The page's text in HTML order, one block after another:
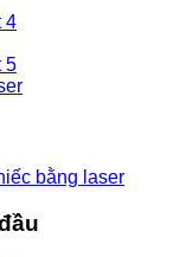
4
5
bằng laser